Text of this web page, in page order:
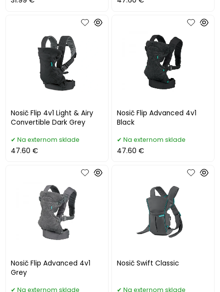
Nosič Flip 4v1 Light & Airy
Convertible Dark Grey
Na externom sklade
47.60 €
Nosič Flip Advanced 4v1
Black
Na externom sklade
47.60 €
Nosič Flip Advanced 4v1
Grey
Na externom sklade
Nosič Swift Classic
Na externom sklade